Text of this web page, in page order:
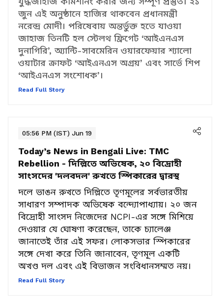
ভারতীয় নৌবাহিনী একইসঙ্গে তিনটি দেশে তৈরি
যুদ্ধজাহাজ কমিশনিং করার জন্য সম্পূর্ণ প্রস্তুত। ২১
জুন এই অনুষ্ঠানে হাজির থাকবেন প্রধানমন্ত্রী
নরেন্দ্র মোদী। পরিষেবায় অন্তর্ভুক্ত হতে যাওয়া
জাহাজ তিনটি হল স্টেলথ ফ্রিগেট ‘আইএনএস
দুনাগিরি’, অ্যান্টি-সাবমেরিন ওয়ারফেয়ার শ্যালো
ওয়াটার ক্রাফট ‘আইএনএস অগ্রয়’ এবং সার্ভে শিপ
‘আইএনএস সংশোধক’।
05:56 PM (IST) Jun 19
Today’s News in Bengali Live: TMC
Rebellion - দিল্লিতে অভিষেক, ২০ বিদ্রোহী
সাংসদের 'দলবদল' রুখতে স্পিকারের দ্বারস্থ
দলে ভাঙন রুখতে দিল্লিতে তৃণমূলের সর্বভারতীয়
সাধারণ সম্পাদক অভিষেক বন্দ্যোপাধ্যায়। ২০ জন
বিদ্রোহী সাংসদ নিজেদের NCPI-এর সঙ্গে মিশিয়ে
দেওয়ার যে ঘোষণা করেছেন, তাকে চ্যালেঞ্জ
জানাতেই তাঁর এই সফর। লোকসভার স্পিকারের
সঙ্গে দেখা করে তিনি জানাবেন, তৃণমূল একটি
অখণ্ড দল এবং এই বিভাজন সংবিধানসম্মত নয়।